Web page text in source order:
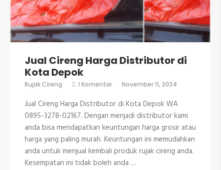
Jual Cireng Harga Distributor di
Kota Depok
Rujak Cireng 1 Komentarpada
Harga
Distributor
di
Kota
Depok
November 11, 2024
Jual Cireng Harga Distributor di Kota Depok WA
0895-3278-02167. Dengan menjadi distributor kami
anda bisa mendapatkan keuntungan harga grosir atau
harga yang paling murah. Keuntungan ini memudahkan
anda untuk menjual kembali produk rujak cireng anda.
Kesempatan ini tidak boleh anda …